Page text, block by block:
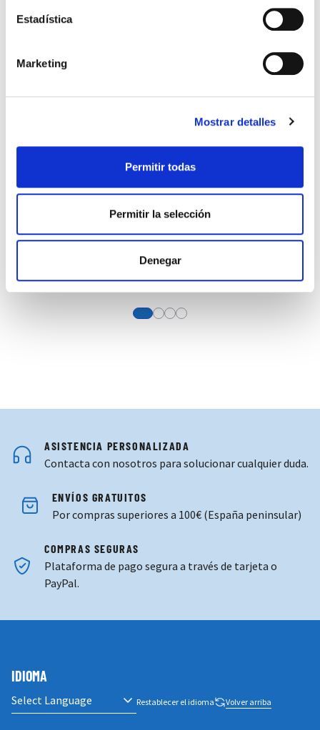
Estadística
Marketing
Mostrar detalles
Permitir todas
Permitir la selección
Denegar
CAMISETA ENTRENO JUGADOR 25-26 NIÑO AZUL MARINO
31,49 €
View more about Camiseta Entreno
View more about Camiseta
View more about Polo Paseo
View more about Polo Paseo
ASISTENCIA PERSONALIZADA
Contacta con nosotros para solucionar cualquier duda.
ENVÍOS GRATUITOS
Por compras superiores a 100€ (España peninsular)
COMPRAS SEGURAS
Plataforma de pago segura a través de tarjeta o
PayPal.
IDIOMA
Restablecer el idioma Volver arriba